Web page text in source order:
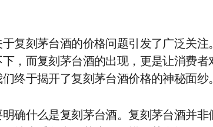
复刻茅台酒的价格问题引发了广泛关
，而复刻茅台酒的出现，更是让消费
终于揭开了复刻茅台酒价格的神秘面纱
确什么是复刻茅台酒。复刻茅台酒并